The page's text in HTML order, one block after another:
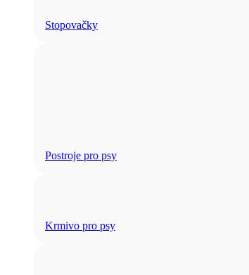
Stopovačky
Postroje pro psy
Krmivo pro psy